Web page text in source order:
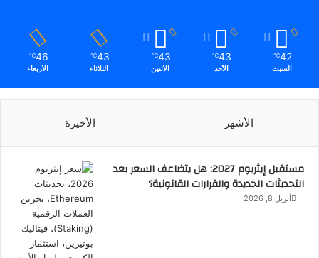
42
℃
السبت
43
℃
الأحد
43
℃
الأثنين
43
℃
الثلاثاء
46
℃
الأربعاء
الأشهر الأخيرة
مستقبل إيثريوم 2027: هل يتضاعف السعر بعد
التحديثات الجديدة والقرارات القانونية؟
أبريل 8, 2026